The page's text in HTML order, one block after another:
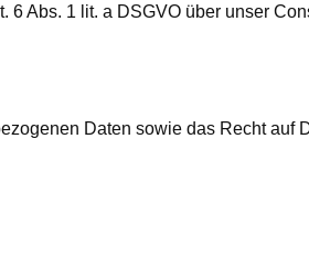
Abs. 1 lit. a DSGVO über unser
Daten sowie das Recht auf